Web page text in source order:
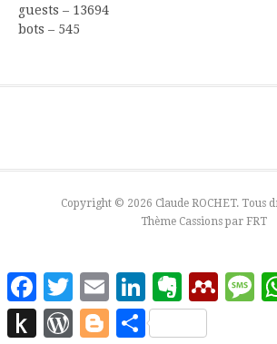
guests – 13694
bots – 545
Copyright © 2026 Claude ROCHET. Tous
Thème Cassions par FRT
FacebookTwitterEmail LinkedInEvernote
Push
to
WordPress
BloggerPartager